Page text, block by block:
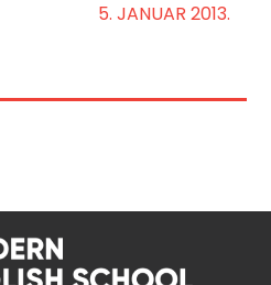
5. JANUAR 2013.